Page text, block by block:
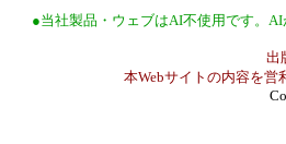
●当社製品・ウェブはAI不使用です。
出
本Webサイトの内容を